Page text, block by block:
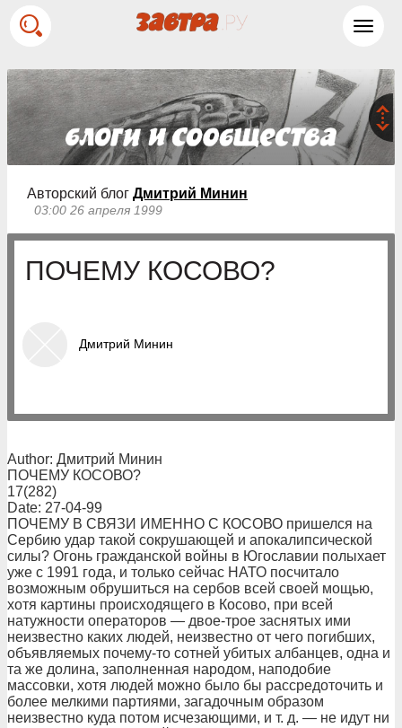
Авторский блог Дмитрий Минин
03:00 26 апреля 1999
ПОЧЕМУ КОСОВО?
Дмитрий Минин
Author: Дмитрий Минин
ПОЧЕМУ КОСОВО?
17(282)
Date: 27-04-99
ПОЧЕМУ В СВЯЗИ ИМЕННО С КОСОВО пришелся на
Сербию удар такой сокрушающей и апокалипсической
силы? Огонь гражданской войны в Югославии полыхает
уже с 1991 года, и только сейчас НАТО посчитало
возможным обрушиться на сербов всей своей мощью,
хотя картины происходящего в Косово, при всей
натужности операторов — двое-трое заснятых ими
неизвестно каких людей, неизвестно от чего погибших,
объявляемых почему-то сотней убитых албанцев, одна и
та же долина, заполненная народом, наподобие
массовки, хотя людей можно было бы рассредоточить и
более мелкими партиями, загадочным образом
неизвестно куда потом исчезающими, и т. д. — не идут ни